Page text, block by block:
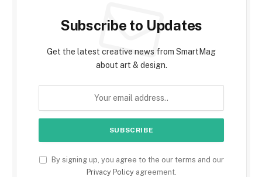
Subscribe to Updates
Get the latest creative news from SmartMag
about art & design.
By signing up, you agree to the our terms and our
Privacy Policyagreement.